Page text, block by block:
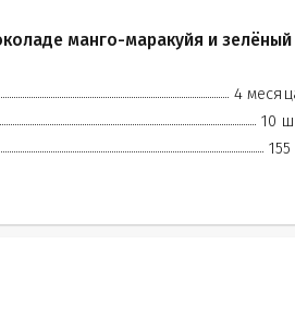
манго-маракуйя и зелёный
4
10
155